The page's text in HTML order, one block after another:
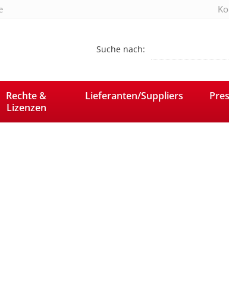
Suche nach:
Rechte &
Lizenzen
Lieferanten/Suppliers